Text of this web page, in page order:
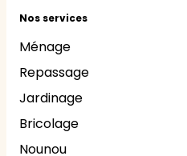
Nos services
Ménage
Repassage
Jardinage
Bricolage
Nounou